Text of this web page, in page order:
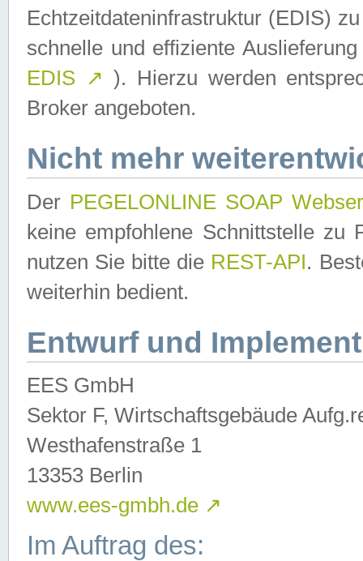
Echtzeitdateninfrastruktur (EDIS)
schnelle und effiziente
EDIS ↗ ). Hierzu werden
Broker angeboten.
Nicht mehr
Der PEGELONLINE SOAP
keine empfohlene Schnittstelle zu
nutzen Sie bitte die REST-API.
weiterhin bedient.
Entwurf und
EES GmbH
Sektor F, Wirtschaftsgebäude
Westhafenstraße 1
13353 Berlin
www.ees-gmbh.de ↗
Im Auftrag des: